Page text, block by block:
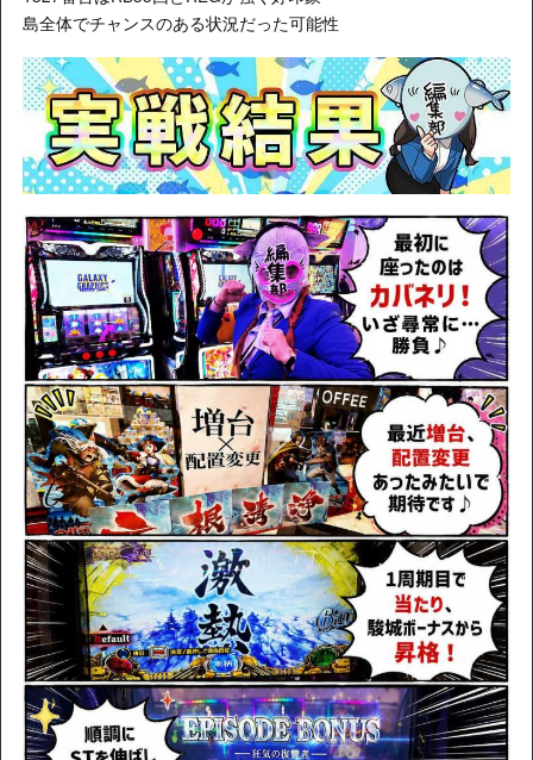
島全体でチャンスのある状況だった可能性